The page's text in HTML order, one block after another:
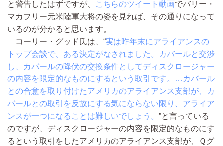
と警告したはずですが、
こちらのツイート動画でバリー・
マカフリー元米陸軍大将の姿を見れば、その通りになって
いるのが分かると思います。
コーリー・グッド氏は、“実は昨年末にアライアンスの
トップ会談で、ある決定がなされました。カバールと交渉
し、カバールの降伏の交換条件としてディスクロージャー
の内容を限定的なものにするという取引です。…カバール
との合意を取り付けたアメリカのアライアンス支部が、カ
バールとの取引を反故にする気にならない限り、アライア
ンスが一つになることは難しいでしょう。 ”と言っている
のですが、ディスクロージャーの内容を限定的なものにす
るという取引をしたアメリカのアライアンス支部が、Ｑグ